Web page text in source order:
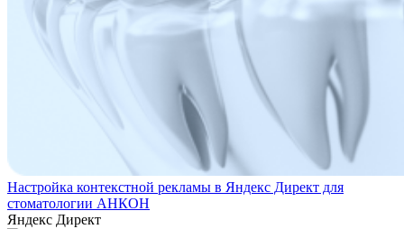
Настройка контекстной рекламы в Яндекс Директ для
стоматологии АНКОН
Яндекс Директ